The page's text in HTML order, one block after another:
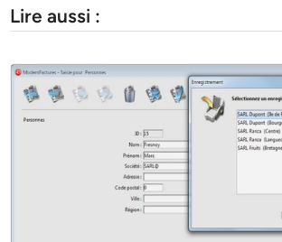
Lire aussi :